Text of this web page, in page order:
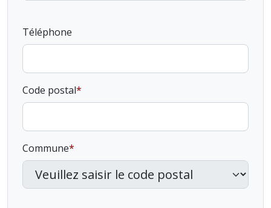
Téléphone
Code postal
Commune